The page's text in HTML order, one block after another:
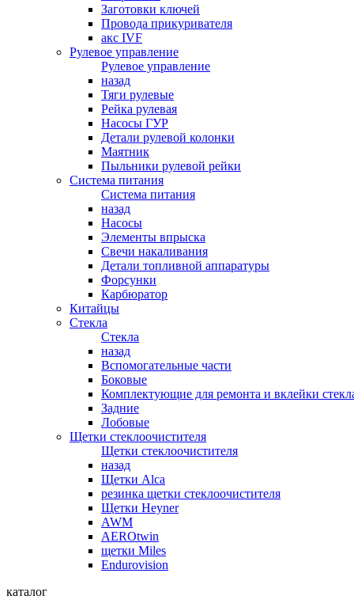
Заготовки ключей
Провода прикуривателя
акс IVF
Рулевое управление
Рулевое управление
назад
Тяги рулевые
Рейка рулевая
Насосы ГУР
Детали рулевой колонки
Маятник
Пыльники рулевой рейки
Система питания
Система питания
назад
Насосы
Элементы впрыска
Свечи накаливания
Детали топливной аппаратуры
Форсунки
Карбюратор
Китайцы
Стекла
Стекла
назад
Вспомогательные части
Боковые
Комплектующие для ремонта и вклейки
Задние
Лобовые
Щетки стеклоочистителя
Щетки стеклоочистителя
назад
Щетки Alca
резинка щетки стеклоочистителя
Щетки Heyner
AWM
AEROtwin
щетки Miles
Endurovision
каталог